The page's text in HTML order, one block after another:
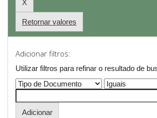
Retornar valores
Adicionar filtros:
Utilizar filtros para refinar o resultado de